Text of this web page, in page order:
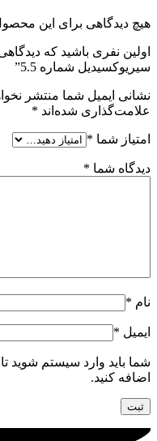
هیچ دیدگاهی برای این
اولین نفری باشید که
سیریوکسیدیل شماره 5.5”
نشانی ایمیل شما منتشر
علامت‌گذاری شده‌اند *
امتیاز شما *
دیدگاه شما *
نام *
ایمیل *
شما باید وارد سیستم شوید
اضافه کنید.